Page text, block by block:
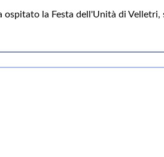
ospitato la Festa dell'Unità di